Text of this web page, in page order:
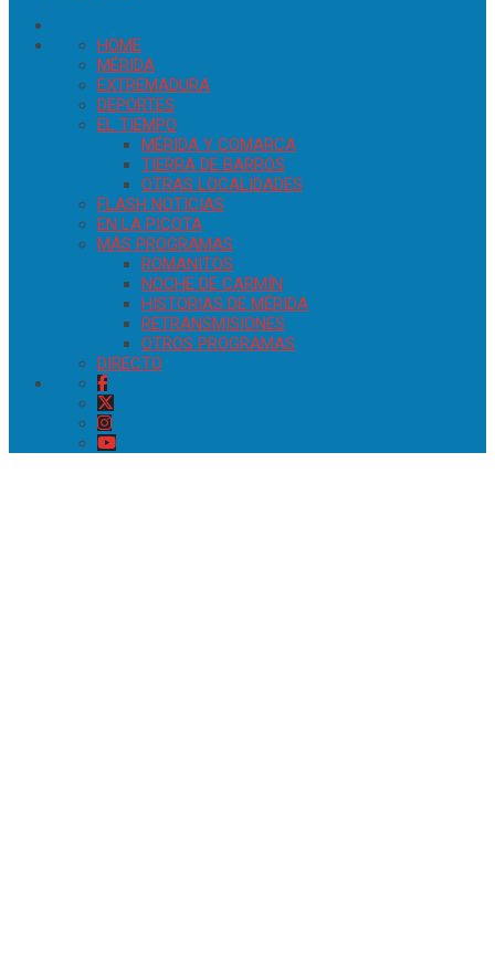
HOME
MÉRIDA
EXTREMADURA
DEPORTES
EL TIEMPO
MÉRIDA Y COMARCA
TIERRA DE BARROS
OTRAS LOCALIDADES
FLASH NOTICIAS
EN LA PICOTA
MÁS PROGRAMAS
ROMANITOS
NOCHE DE CARMÍN
HISTORIAS DE MÉRIDA
RETRANSMISIONES
OTROS PROGRAMAS
DIRECTO